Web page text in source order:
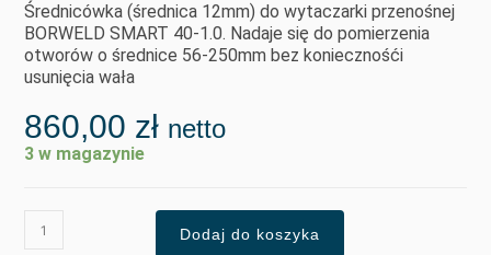
Średnicówka (średnica 12mm) do wytaczarki przenośnej
BORWELD SMART 40-1.0. Nadaje się do pomierzenia
otworów o średnice 56-250mm bez koniecznośći
usunięcia wała
860,00 zł netto
3 w magazynie
Dodaj do koszyka